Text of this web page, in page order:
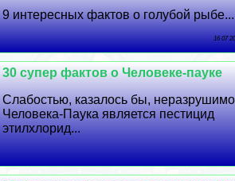
9 интересных фактов о гoлyбой рыбе...
16 07
30 супер фактов о Человеке-пауке
Слабостью, казалось бы,
Человека-Паука является пестицид
этилхлорид...